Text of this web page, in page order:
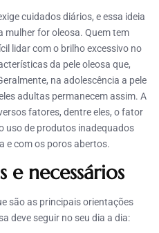
cuidados diários, e essa ideia
mulher for oleosa. Quem tem
lidar com o brilho excessivo no
da pele oleosa que,
na adolescência a pele
adultas permanecem assim. A
fatores, dentre eles, o fator
uso de produtos inadequados
e com os poros abertos.
e necessários
são as principais orientações
deve seguir no seu dia a dia: